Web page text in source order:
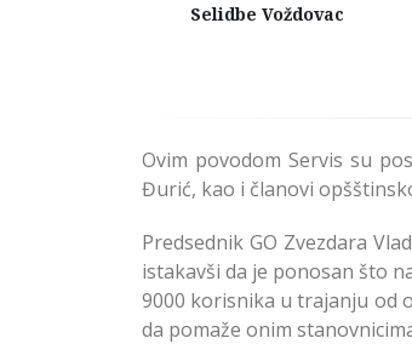
Selidbe Voždovac
Ovim povodom Servis su
Đurić, kao i članovi
Predsednik GO Zvezdara
istakavši da je ponosan što
9000 korisnika u trajanju od
da pomaže onim